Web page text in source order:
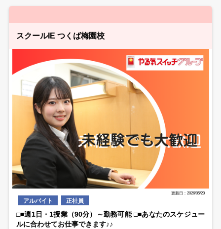
スクールIE つくば梅園校
更新日：2026/05/20
アルバイト 正社員
□■週1日・1授業（90分）～勤務可能 □■あなたのスケジュー
ルに合わせてお仕事できます♪♪